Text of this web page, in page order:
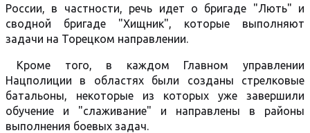
России, в частности, речь идет о бригаде "Лють" и
сводной бригаде "Хищник", которые выполняют
задачи на Торецком направлении.
Кроме того, в каждом Главном управлении
Нацполиции в областях были созданы стрелковые
батальоны, некоторые из которых уже завершили
обучение и "слаживание" и направлены в районы
выполнения боевых задач.